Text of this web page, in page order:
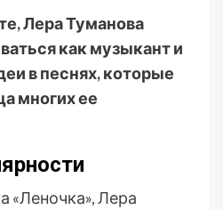
Лера Туманова
как музыкант и
в песнях, которые
многих ее
«Леночка», Лера